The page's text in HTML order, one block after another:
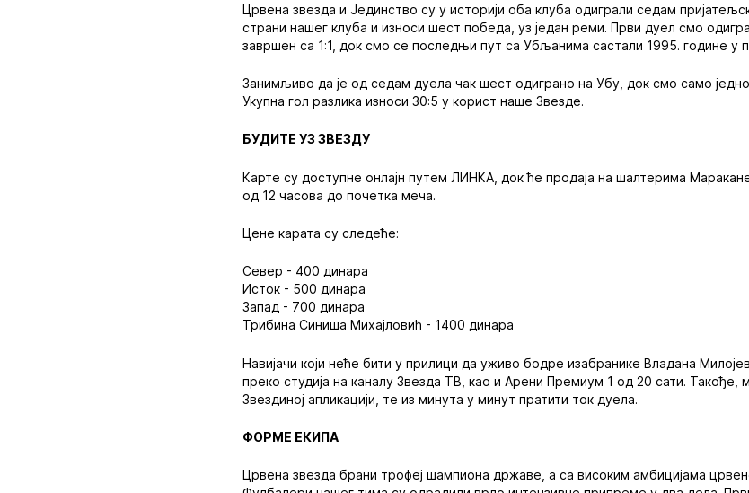
Црвена звезда и Јединство су у историји оба клуба одиграли седам
страни нашег клуба и износи шест победа, уз један реми. Први дуел смо
завршен са 1:1, док смо се последњи пут са Убљанима састали 1995. године у
Занимљиво да је од седам дуела чак шест одиграно на Убу, док смо само
Укупна гол разлика износи 30:5 у корист наше Звезде.
БУДИТЕ УЗ ЗВЕЗДУ
Карте су доступне онлајн путем ЛИНКА, док ће продаја на шалтерима
од 12 часова до почетка меча.
Цене карата су следеће:
Север - 400 динара
Исток - 500 динара
Запад - 700 динара
Трибина Синиша Михајловић - 1400 динара
Навијачи који неће бити у прилици да уживо бодре изабранике Владана
преко студија на каналу Звезда ТВ, као и Арени Премиум 1 од 20 сати.
Звездиној апликацији, те из минута у минут пратити ток дуела.
ФОРМЕ ЕКИПА
Црвена звезда брани трофеј шампиона државе, а са високим амбицијама